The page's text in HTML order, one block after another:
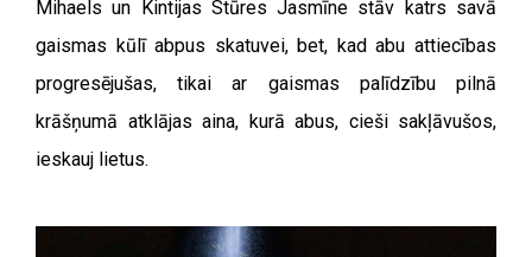
Mihaels un Kintijas Stūres Jasmīne stāv katrs savā
gaismas kūlī abpus skatuvei, bet, kad abu attiecības
progresējušas, tikai ar gaismas palīdzību pilnā
krāšņumā atklājas aina, kurā abus, cieši sakļāvušos,
ieskauj lietus.